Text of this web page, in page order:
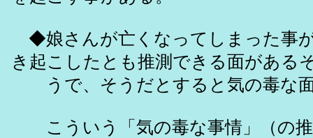
◆娘さんが亡くなってしまった事
き起こしたとも推測できる面がある
うで、そうだとすると気の毒な
こういう「気の毒な事情」（の推